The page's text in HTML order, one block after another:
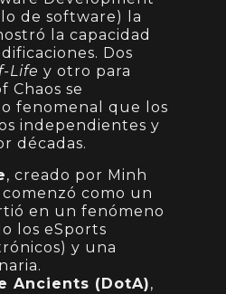
de software) la
la capacidad
Dos
Life y otro para
Chaos se
fenomenal que los
independientes y
décadas.
, creado por Minh
comenzó como un
en un fenómeno
los eSports
y una
Ancients (DotA),